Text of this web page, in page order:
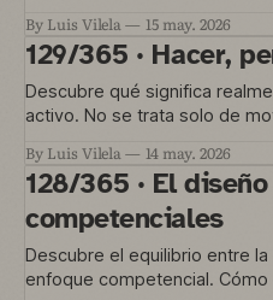
By Luis Vilela 15 may. 2026
129/365 · Hacer,
Descubre qué significa
activo. No se trata solo de
By Luis Vilela 14 may. 2026
128/365 · El
competenciales
Descubre el equilibrio entre
enfoque competencial.